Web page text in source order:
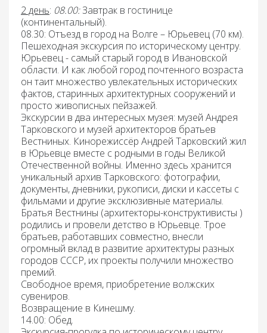
2 день: 08.00:Завтрак в гостинице
(континентальный).
08.30: Отъезд в город на Волге – Юрьевец (70 км).
Пешеходная экскурсия по историческому центру.
Юрьевец - самый старый город в Ивановской
области. И как любой город почтенного возраста
он таит множество увлекательных исторических
фактов, старинных архитектурных сооружений и
просто живописных пейзажей.
Экскурсии в два интересных музея: музей Андрея
Тарковского и музей архитекторов братьев
Вестниных. Кинорежиссёр Андрей Тарковский жил
в Юрьевце вместе с родными в годы Великой
Отечественной войны. Именно здесь хранится
уникальный архив Тарковского: фотографии,
документы, дневники, рукописи, диски и кассеты с
фильмами и другие эксклюзивные материалы.
Братья Вестнины (архитекторы-конструктивисты )
родились и провели детство в Юрьевце. Трое
братьев, работавших совместно, внесли
огромный вклад в развитие архитектуры разных
городов СССР, их проекты получили множество
премий.
Свободное время, приобретение волжских
сувениров.
Возвращение в Кинешму.
14.00: Обед.